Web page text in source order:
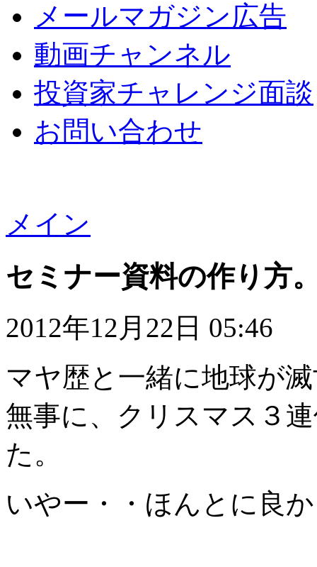
メールマガジン広告
動画チャンネル
投資家チャレンジ面談
お問い合わせ
メイン
セミナー資料の作り方
2012年12月22日 05:46
マヤ歴と一緒に地球が
無事に、クリスマス３
た。
いやー・・ほんとに良